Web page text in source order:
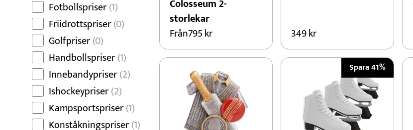
Fotbollspriser(1)
Friidrottspriser(0)
Golfpriser(0)
Handbollspriser(1)
Innebandypriser(2)
Ishockeypriser(2)
Kampsportspriser(1)
Konståkningspriser(1)
Colosseum 2-
storlekar
Från795kr 349kr
Spara 41%